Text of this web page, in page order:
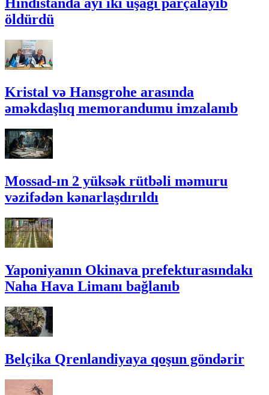
Hindistanda ayı iki uşağı parçalayıb
öldürdü
Kristal və Hansgrohe arasında
əməkdaşlıq memorandumu imzalanıb
Mossad-ın 2 yüksək rütbəli məmuru
vəzifədən kənarlaşdırıldı
Yaponiyanın Okinava prefekturasındakı
Naha Hava Limanı bağlanıb
Belçika Qrenlandiyaya qoşun göndərir